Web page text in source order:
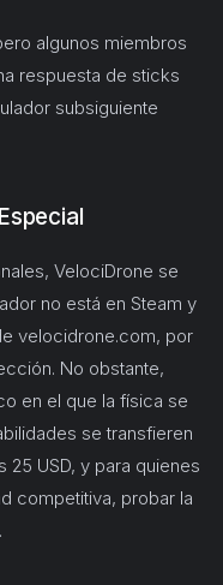
algunos miembros
respuesta de sticks
subsiguiente
VelociDrone se
no está en Steam y
velocidrone.com, por
No obstante,
en el que la física se
se transfieren
USD, y para quienes
competitiva, probar la